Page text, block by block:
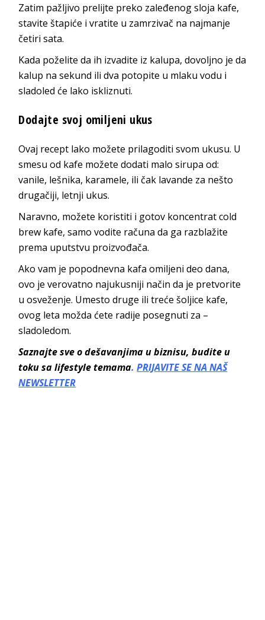
Zatim pažljivo prelijte preko zaleđenog sloja kafe,
stavite štapiće i vratite u zamrzivač na najmanje
četiri sata.
Kada poželite da ih izvadite iz kalupa, dovoljno je da
kalup na sekund ili dva potopite u mlaku vodu i
sladoled će lako iskliznuti.
Dodajte svoj omiljeni ukus
Ovaj recept lako možete prilagoditi svom ukusu. U
smesu od kafe možete dodati malo sirupa od:
vanile, lešnika, karamele, ili čak lavande za nešto
drugačiji, letnji ukus.
Naravno, možete koristiti i gotov koncentrat cold
brew kafe, samo vodite računa da ga razblažite
prema uputstvu proizvođača.
Ako vam je popodnevna kafa omiljeni deo dana,
ovo je verovatno najukusniji način da je pretvorite
u osveženje. Umesto druge ili treće šoljice kafe,
ovog leta možda ćete radije posegnuti za –
sladoledom.
Saznajte sve o dešavanjima u biznisu, budite u
toku sa lifestyle temama.PRIJAVITE SE NA NAŠ
NEWSLETTER